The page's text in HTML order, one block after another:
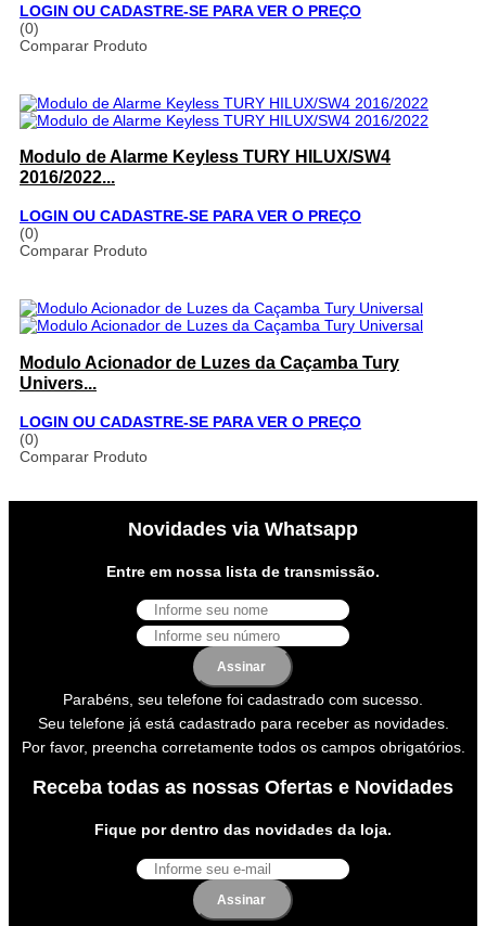
LOGIN OU CADASTRE-SE PARA VER O PREÇO
(0)
Comparar Produto
Modulo de Alarme Keyless TURY HILUX/SW4
2016/2022...
LOGIN OU CADASTRE-SE PARA VER O PREÇO
(0)
Comparar Produto
Modulo Acionador de Luzes da Caçamba Tury
Univers...
LOGIN OU CADASTRE-SE PARA VER O PREÇO
(0)
Comparar Produto
Novidades via Whatsapp
Entre em nossa lista de transmissão.
Assinar
Parabéns, seu telefone foi cadastrado com sucesso.
Seu telefone já está cadastrado para receber as novidades.
Por favor, preencha corretamente todos os campos obrigatórios.
Receba todas as nossas Ofertas e Novidades
Fique por dentro das novidades da loja.
Assinar